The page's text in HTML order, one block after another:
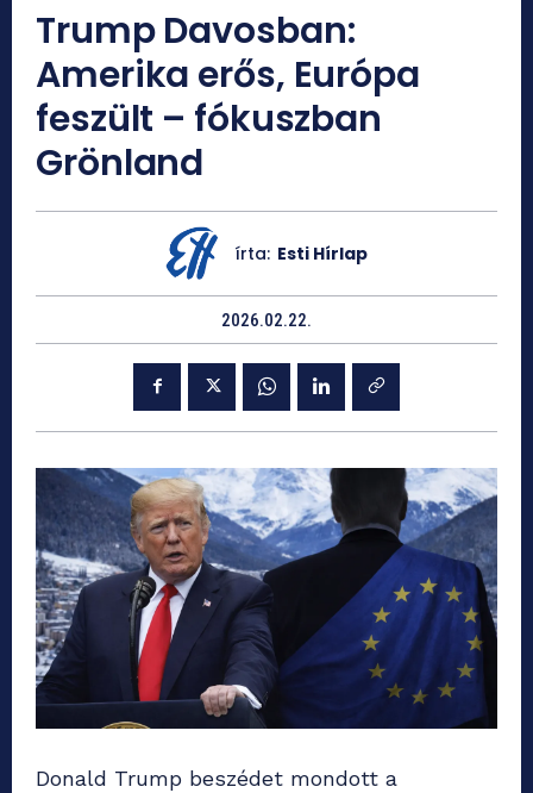
Trump Davosban:
Amerika erős, Európa
feszült – fókuszban
Grönland
írta: Esti Hírlap
2026.02.22.
Donald Trump beszédet mondott a